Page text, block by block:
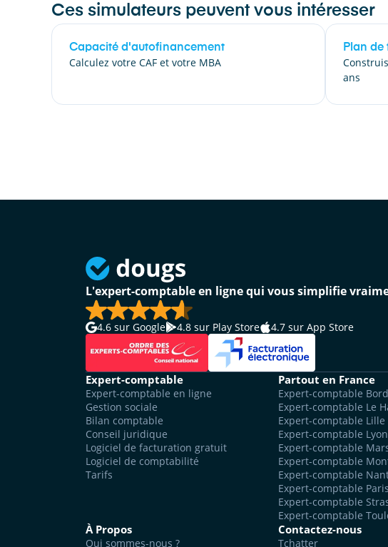
Ces simulateurs peuvent vous intéresser
Capacité d'autofinancement
Calculez votre CAF et votre MBA
Plan
ans
L'expert-comptable en ligne qui vous simplifie
4.6 sur Google 4.8 sur Play Store 4.7 sur App Store
Expert-comptable
Expert-comptable en ligne
Gestion sociale
Bilan comptable
Conseil juridique
Logiciel de facturation gratuit
Logiciel de comptabilité
Tarifs
Partout en France
Expert-comptable
Expert-comptable Le
Expert-comptable Lille
Expert-comptable Lyon
Expert-comptable
Expert-comptable
Expert-comptable
Expert-comptable Paris
Expert-comptable
Expert-comptable
À Propos
Qui sommes-nous ?
Contactez-nous
Tchatter